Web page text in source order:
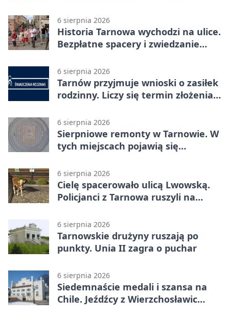
6 sierpnia 2026
Historia Tarnowa wychodzi na ulice.
Bezpłatne spacery i zwiedzanie
6 sierpnia 2026
Tarnów przyjmuje wnioski o zasiłek
rodzinny. Liczy się termin złożenia
6 sierpnia 2026
Sierpniowe remonty w Tarnowie. W
tych miejscach pojawią się
6 sierpnia 2026
Cielę spacerowało ulicą Lwowską.
Policjanci z Tarnowa ruszyli na
6 sierpnia 2026
Tarnowskie drużyny ruszają po
punkty. Unia II zagra o puchar
6 sierpnia 2026
Siedemnaście medali i szansa na
Chile. Jeźdźcy z Wierzchosławic